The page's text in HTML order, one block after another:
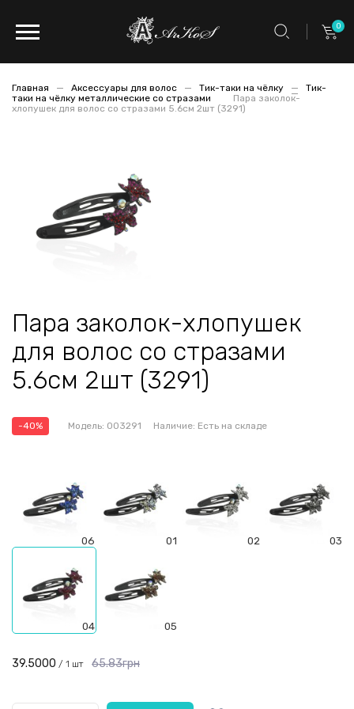
0
Главная Аксессуары для волос Тик-таки на чёлку
Тик-
таки на чёлку металлические со стразами
Пара заколок-
хлопушек для волос со стразами 5.6см 2шт (3291)
Пара заколок-хлопушек
для волос со стразами
5.6см 2шт (3291)
-40% Модель: 003291 Наличие: Есть на складе
06 01 02 03
04 05
65.83грн
39.5000 / 1 шт